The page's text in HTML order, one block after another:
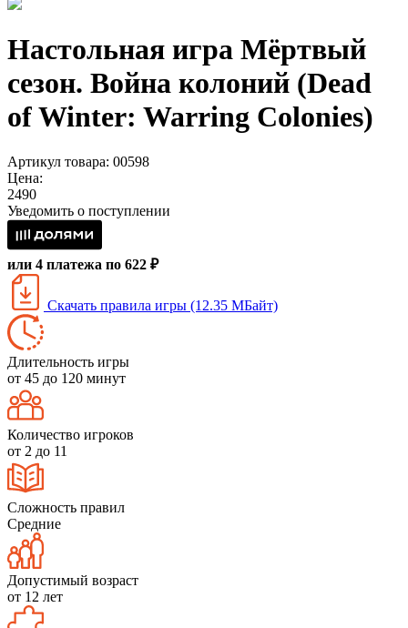
Настольная игра Мёртвый
сезон. Война колоний (Dead
of Winter: Warring Colonies)
Артикул товара: 00598
Цена:
2490
Уведомить о поступлении
или 4 платежа по 622 ₽
Скачать правила игры (12.35 МБайт)
Длительность игры
от 45 до 120 минут
Количество игроков
от 2 до 11
Сложность правил
Средние
Допустимый возраст
от 12 лет